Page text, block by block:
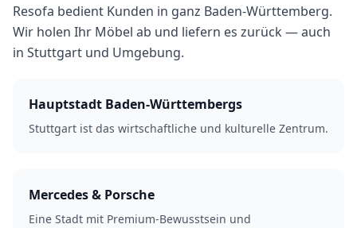
Resofa bedient Kunden in ganz Baden-Württemberg.
Wir holen Ihr Möbel ab und liefern es zurück — auch
in Stuttgart und Umgebung.
Hauptstadt Baden-Württembergs
Stuttgart ist das wirtschaftliche und kulturelle Zentrum.
Mercedes & Porsche
Eine Stadt mit Premium-Bewusstsein und